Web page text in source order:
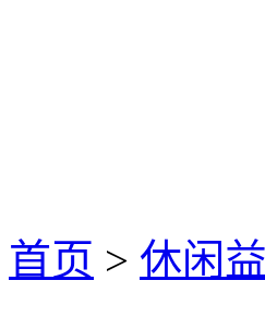
首页 > 休闲